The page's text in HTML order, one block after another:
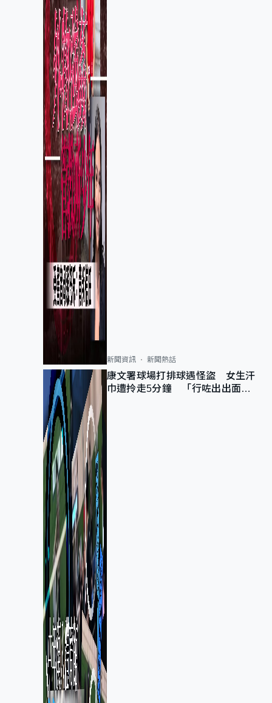
新聞資訊 新聞熱話
康文署球場打排球遇怪盜 女生汗
巾遭拎走5分鐘 「行咗出出面唔